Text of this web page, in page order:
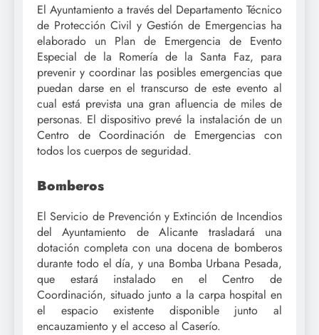
El Ayuntamiento a través del Departamento Técnico
de Protección Civil y Gestión de Emergencias ha
elaborado un Plan de Emergencia de Evento
Especial de la Romería de la Santa Faz, para
prevenir y coordinar las posibles emergencias que
puedan darse en el transcurso de este evento al
cual está prevista una gran afluencia de miles de
personas. El dispositivo prevé la instalación de un
Centro de Coordinación de Emergencias con
todos los cuerpos de seguridad.
Bomberos
El Servicio de Prevención y Extinción de Incendios
del Ayuntamiento de Alicante trasladará una
dotación completa con una docena de bomberos
durante todo el día, y una Bomba Urbana Pesada,
que estará instalado en el Centro de
Coordinación, situado junto a la carpa hospital en
el espacio existente disponible junto al
encauzamiento y el acceso al Caserío.